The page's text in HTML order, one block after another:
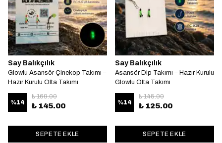
Say Balıkçılık
Glowlu Asansör Çinekop Takımı –
Hazır Kurulu Olta Takımı
%14
₺ 169.00
₺ 145.00
SEPETE EKLE
Say Balıkçılık
Asansör Dip Takımı – Hazır Kurulu
Glowlu Olta Takımı
%14
₺ 145.00
₺ 125.00
SEPETE EKLE